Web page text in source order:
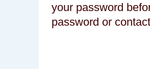
your password
password or